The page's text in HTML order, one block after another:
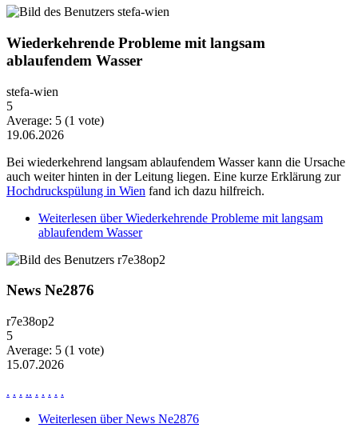
Wiederkehrende Probleme mit langsam
ablaufendem Wasser
stefa-wien
5
Average: 5 (1 vote)
19.06.2026
Bei wiederkehrend langsam ablaufendem Wasser kann die Ursache
auch weiter hinten in der Leitung liegen. Eine kurze Erklärung zur
Hochdruckspülung in Wien fand ich dazu hilfreich.
Weiterlesen über Wiederkehrende Probleme mit langsam
ablaufendem Wasser
News Ne2876
r7e38op2
5
Average: 5 (1 vote)
15.07.2026
. . . .. . . . . .
Weiterlesen über News Ne2876